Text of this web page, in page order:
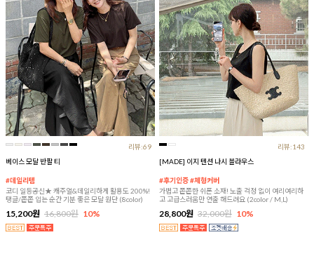
리뷰:69
베이스 모달 반팔 티
#데일리템
코디 일등공신★ 캐주얼&데일리하게 활용도 200%!
탱글/쫀쫀 입는 순간 기분 좋은 모달 원단 (8color)
15,200원 16,800원 10%
리뷰:143
[MADE] 이지 텐션 나시 블라우스
#후기인증 #체형커버
가볍고 쫀쫀한 쉬폰 소재! 노출 걱정 없이 여리여리하
고 고급스러움만 연출 해드려요 (2color / M,L)
28,800원 32,000원 10%